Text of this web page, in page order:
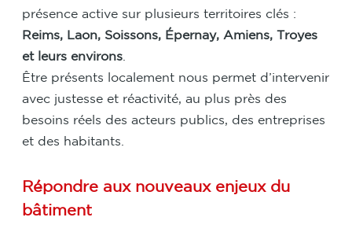
présence active sur plusieurs territoires clés :
Reims, Laon, Soissons, Épernay, Amiens, Troyes
et leurs environs.
Être présents localement nous permet d’intervenir
avec justesse et réactivité, au plus près des
besoins réels des acteurs publics, des entreprises
et des habitants.
Répondre aux nouveaux enjeux du
bâtiment